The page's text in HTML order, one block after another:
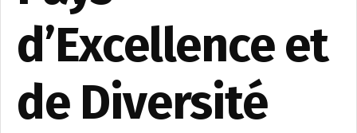
d’Excellence et
de Diversité